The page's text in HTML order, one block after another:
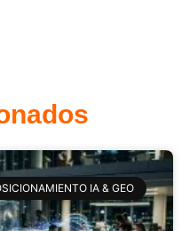
IA & GEO